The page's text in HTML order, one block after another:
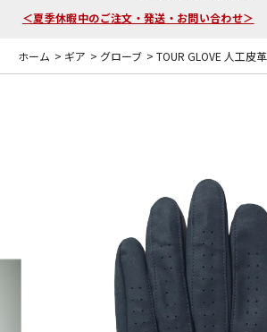
＜夏季休暇中のご注文・発送・お問い合わせ＞
ホーム > ギア > グローブ > TOUR GLOVE 人工皮革